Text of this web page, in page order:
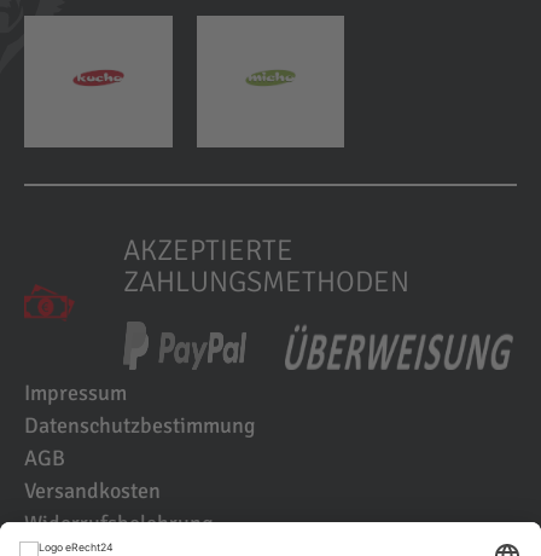
AKZEPTIERTE
ZAHLUNGSMETHODEN
Impressum
Datenschutzbestimmung
AGB
Versandkosten
Widerrufsbelehrung